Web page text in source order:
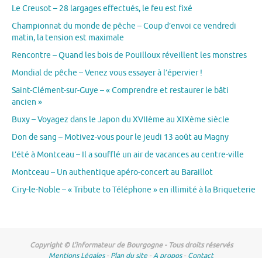
Le Creusot – 28 largages effectués, le feu est fixé
Championnat du monde de pêche – Coup d’envoi ce vendredi
matin, la tension est maximale
Rencontre – Quand les bois de Pouilloux réveillent les monstres
Mondial de pêche – Venez vous essayer à l’épervier !
Saint-Clément-sur-Guye – « Comprendre et restaurer le bâti
ancien »
Buxy – Voyagez dans le Japon du XVIIème au XIXème siècle
Don de sang – Motivez-vous pour le jeudi 13 août au Magny
L’été à Montceau – Il a soufflé un air de vacances au centre-ville
Montceau – Un authentique apéro-concert au Baraillot
Ciry-le-Noble – « Tribute to Téléphone » en illimité à la Briqueterie
Copyright © L'informateur de Bourgogne - Tous droits réservés
Mentions Légales- Plan du site -A propos- Contact